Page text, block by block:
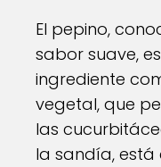
El pepino,
sabor suave,
ingrediente
vegetal, que
las
la sandía,